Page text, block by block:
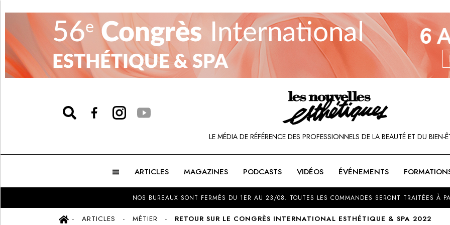
LE MÉDIA DE RÉFÉRENCE DES PROFESSIONNELS DE LA BEAUTÉ ET DU BIEN-
ARTICLES MAGAZINES PODCASTS VIDÉOS ÉVÉNEMENTS
NOS BUREAUX SONT FERMÉS DU 1ER AU 23/08. TOUTES LES COMMANDES SERONT TRAITÉES À
ARTICLES MÉTIER RETOUR SUR LE CONGRÈS INTERNATIONAL ESTHÉTIQUE & SPA 2022